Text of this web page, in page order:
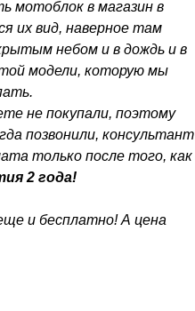
мотоблок в магазин в
их вид, наверное там
небом и в дождь и в
модели, которую мы
не покупали, поэтому
позвонили, консультант
только после того, как
2 года!
и бесплатно! А цена